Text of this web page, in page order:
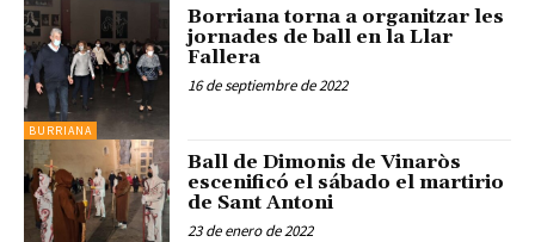
BURRIANA
Borriana torna a organitzar les
jornades de ball en la Llar
Fallera
16 de septiembre de 2022
Ball de Dimonis de Vinaròs
escenificó el sábado el martirio
de Sant Antoni
23 de enero de 2022